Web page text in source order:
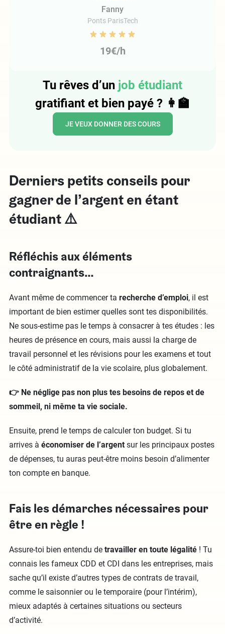
Fanny
Ponts ParisTech
19€/h
Tu rêves d’un job étudiant
gratifiant et bien payé ? 👩‍🏫
JE VEUX DONNER DES COURS
Derniers petits conseils pour
gagner de l’argent en étant
étudiant ⚠️
Réfléchis aux éléments
contraignants…
Avant même de commencer ta recherche d’emploi, il est
important de bien estimer quelles sont tes disponibilités.
Ne sous-estime pas le temps à consacrer à tes études : les
heures de présence en cours, mais aussi la charge de
travail personnel et les révisions pour les examens et tout
le côté administratif de la vie scolaire, plus globalement.
👉 Ne néglige pas non plus tes besoins de repos et de
sommeil, ni même ta vie sociale.
Ensuite, prend le temps de calculer ton budget. Si tu
arrives à économiser de l’argent sur les principaux postes
de dépenses, tu auras peut-être moins besoin d’alimenter
ton compte en banque.
Fais les démarches nécessaires pour
être en règle !
Assure-toi bien entendu de travailler en toute légalité ! Tu
connais les fameux CDD et CDI dans les entreprises, mais
sache qu’il existe d’autres types de contrats de travail,
comme le saisonnier ou le temporaire (pour l’intérim),
mieux adaptés à certaines situations ou secteurs
d’activité.